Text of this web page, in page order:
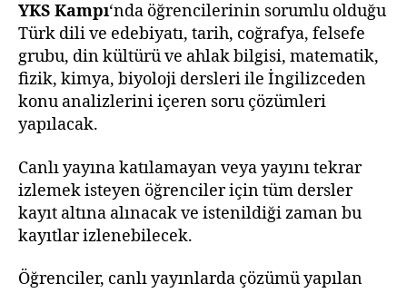
YKS Kampı‘nda öğrencilerinin sorumlu olduğu
Türk dili ve edebiyatı, tarih, coğrafya, felsefe
grubu, din kültürü ve ahlak bilgisi, matematik,
fizik, kimya, biyoloji dersleri ile İngilizceden
konu analizlerini içeren soru çözümleri
yapılacak.
Canlı yayına katılamayan veya yayını tekrar
izlemek isteyen öğrenciler için tüm dersler
kayıt altına alınacak ve istenildiği zaman bu
kayıtlar izlenebilecek.
Öğrenciler, canlı yayınlarda çözümü yapılan